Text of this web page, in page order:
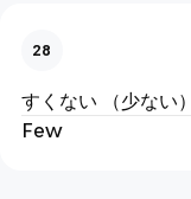
28
すくない （少ない）
Few